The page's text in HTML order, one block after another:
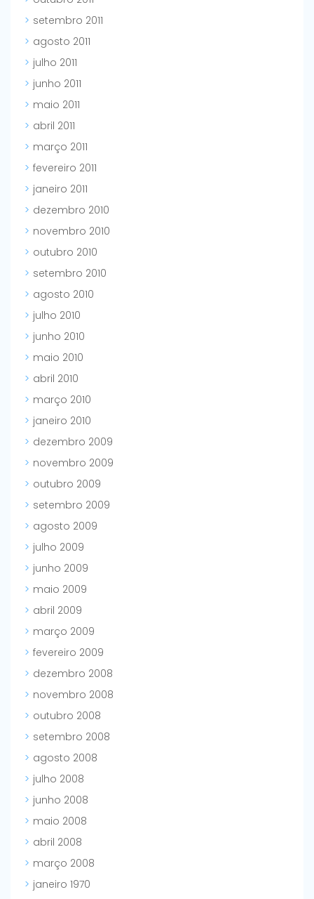
setembro 2011
agosto 2011
julho 2011
junho 2011
maio 2011
abril 2011
março 2011
fevereiro 2011
janeiro 2011
dezembro 2010
novembro 2010
outubro 2010
setembro 2010
agosto 2010
julho 2010
junho 2010
maio 2010
abril 2010
março 2010
janeiro 2010
dezembro 2009
novembro 2009
outubro 2009
setembro 2009
agosto 2009
julho 2009
junho 2009
maio 2009
abril 2009
março 2009
fevereiro 2009
dezembro 2008
novembro 2008
outubro 2008
setembro 2008
agosto 2008
julho 2008
junho 2008
maio 2008
abril 2008
março 2008
janeiro 1970